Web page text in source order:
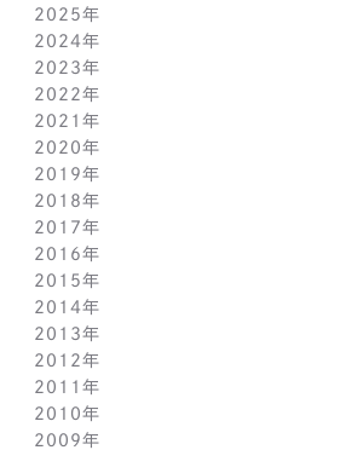
7月(1)
6月(1)
5月(1)
4月(1)
3月(1)
2月(1)
1月(1)
2025年
12月(1)
11月(1)
10月(1)
9月(1)
8月(1)
7月(1)
6月(1)
5月(1)
4月(1)
3月(1)
2月(1)
1月(2)
2024年
11月(1)
10月(1)
9月(1)
8月(1)
7月(1)
6月(1)
5月(1)
4月(1)
3月(1)
2月(1)
1月(2)
2023年
11月(1)
10月(1)
9月(1)
8月(1)
7月(1)
6月(1)
5月(1)
4月(1)
3月(1)
2月(1)
1月(2)
2022年
11月(1)
10月(1)
9月(1)
8月(1)
7月(1)
6月(1)
5月(1)
4月(1)
3月(2)
1月(2)
2021年
11月(1)
10月(1)
9月(1)
8月(1)
7月(1)
6月(1)
5月(1)
4月(1)
3月(1)
2月(1)
1月(2)
2020年
11月(2)
9月(2)
7月(1)
6月(2)
5月(2)
4月(3)
3月(2)
2月(1)
2019年
12月(2)
10月(1)
9月(2)
7月(1)
6月(2)
4月(1)
3月(1)
2月(1)
1月(1)
2018年
12月(1)
11月(1)
10月(1)
9月(2)
8月(1)
7月(1)
5月(1)
4月(1)
3月(1)
2017年
12月(1)
11月(1)
10月(1)
9月(1)
8月(1)
7月(1)
6月(1)
5月(1)
2016年
12月(1)
11月(1)
10月(1)
9月(1)
8月(1)
7月(1)
6月(1)
2015年
12月(1)
11月(1)
10月(1)
9月(1)
8月(1)
7月(1)
2014年
12月(1)
11月(1)
10月(1)
9月(1)
8月(1)
2013年
12月(1)
11月(1)
10月(1)
9月(1)
2012年
12月(1)
11月(1)
10月(1)
2011年
12月(1)
11月(1)
2010年
12月(1)
2009年